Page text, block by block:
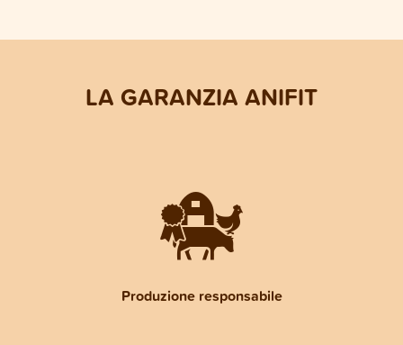
LA GARANZIA ANIFIT
Produzione responsabile